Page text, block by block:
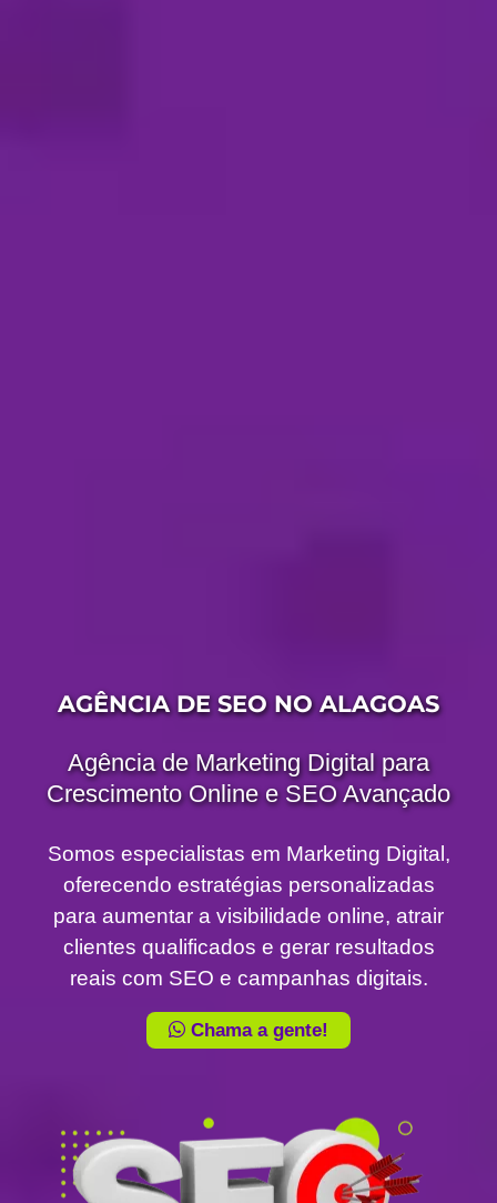
AGÊNCIA DE SEO NO ALAGOAS
Agência de Marketing Digital para
Crescimento Online e SEO Avançado
Somos especialistas em Marketing Digital,
oferecendo estratégias personalizadas
para aumentar a visibilidade online, atrair
clientes qualificados e gerar resultados
reais com SEO e campanhas digitais.
Chama a gente!